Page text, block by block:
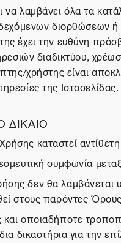
να λαμβάνει όλα τα
διορθώσεων
έχει την ευθύνη
διαδικτύου,
χρήστης είναι
της Ιστοσελίδας.
καταστεί
συμφωνία
δεν θα λαμβάνεται
στους παρόντες
οποιαδήποτε
δικαστήρια για την